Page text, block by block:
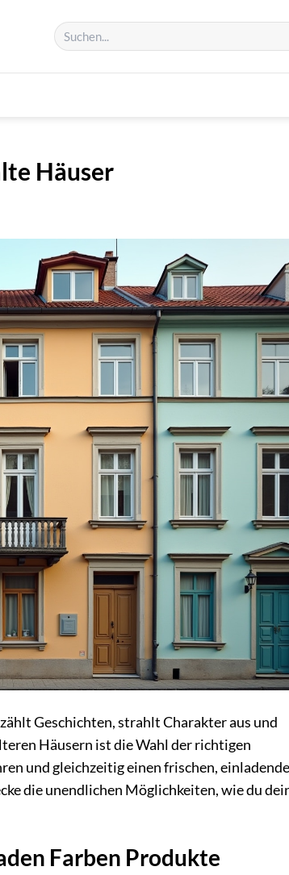
Häuser
Geschichten, strahlt Charakter aus und
Häusern ist die Wahl der richtigen
und gleichzeitig einen frischen,
die unendlichen Möglichkeiten, wie du
Farben Produkte